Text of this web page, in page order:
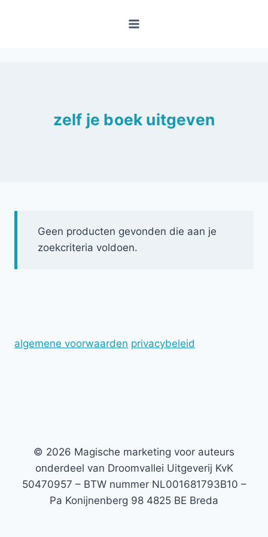
zelf je boek uitgeven
Geen producten gevonden die aan je
zoekcriteria voldoen.
algemene voorwaarden privacybeleid
© 2026 Magische marketing voor auteurs
onderdeel van Droomvallei Uitgeverij KvK
50470957 – BTW nummer NL001681793B10 –
Pa Konijnenberg 98 4825 BE Breda